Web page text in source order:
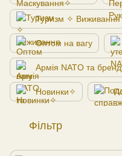
Туризм ✧ Виживання
Оптом на вагу
Армія NATO та
Новинки✧
Фільтр